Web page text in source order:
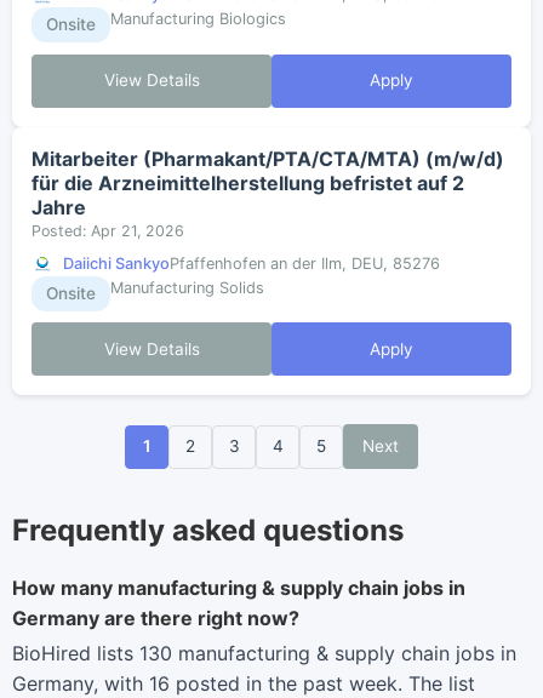
Onsite Manufacturing Biologics
View Details Apply
Mitarbeiter (Pharmakant/PTA/CTA/MTA) (m/w/d)
für die Arzneimittelherstellung befristet auf 2
Jahre
Posted: Apr 21, 2026
Daiichi SankyoPfaffenhofen an der Ilm, DEU, 85276
Onsite Manufacturing Solids
View Details Apply
1 2 3 4 5 Next
Frequently asked questions
How many manufacturing & supply chain jobs in
Germany are there right now?
BioHired lists 130 manufacturing & supply chain jobs in
Germany, with 16 posted in the past week. The list